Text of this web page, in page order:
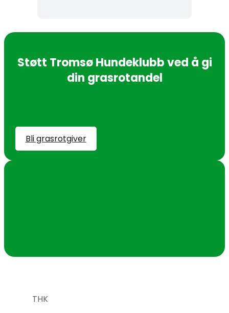
Støtt Tromsø Hundeklubb ved å gi
din grasrotandel
Bli grasrotgiver
THK